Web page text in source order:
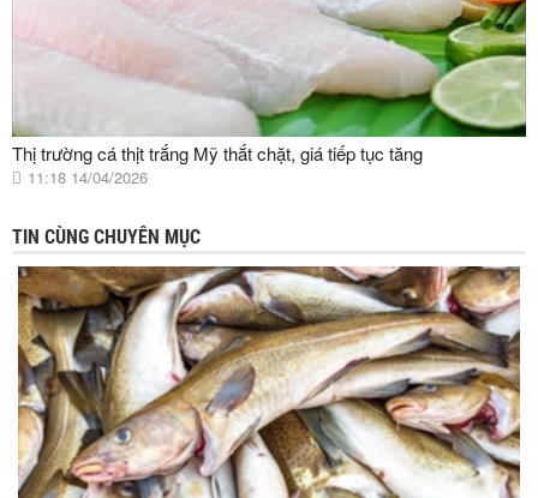
Thị trường cá thịt trắng Mỹ thắt chặt, giá tiếp tục tăng
11:18 14/04/2026
TIN CÙNG CHUYÊN MỤC